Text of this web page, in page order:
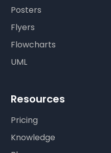
Posters
Flyers
Flowcharts
UML
Resources
Pricing
Knowledge